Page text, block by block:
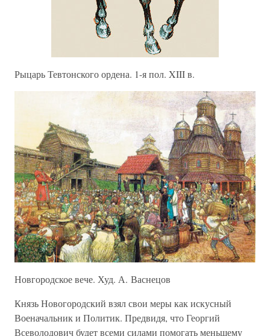
Рыцарь Тевтонского ордена. 1-я пол. XIII в.
Новгородское вече. Худ. А. Васнецов
Князь Новогородский взял свои меры как искусный
Военачальник и Политик. Предвидя, что Георгий
Всеволодович будет всеми силами помогать меньшему